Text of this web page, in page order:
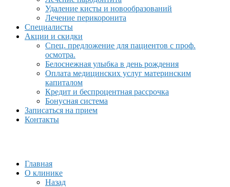
Удаление кисты и новообразований
Лечение перикоронита
Специалисты
Акции и скидки
Спец. предложение для пациентов с проф.
осмотра.
Белоснежная улыбка в день рождения
Оплата медицинских услуг материнским
капиталом
Кредит и беспроцентная рассрочка
Бонусная система
Записаться на прием
Контакты
Главная
О клинике
Назад